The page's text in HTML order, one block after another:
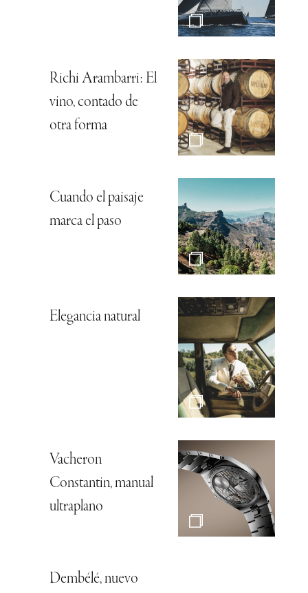
Richi Arambarri: El
vino, contado de
otra forma
Cuando el paisaje
marca el paso
Elegancia natural
Vacheron
Constantin, manual
ultraplano
Dembélé, nuevo